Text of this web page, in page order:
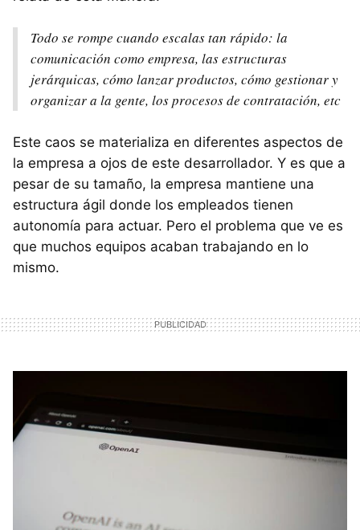
Todo se rompe cuando escalas tan rápido: la
comunicación como empresa, las estructuras
jerárquicas, cómo lanzar productos, cómo gestionar y
organizar a la gente, los procesos de contratación, etc
Este caos se materializa en diferentes aspectos de
la empresa a ojos de este desarrollador. Y es que a
pesar de su tamaño, la empresa mantiene una
estructura ágil donde los empleados tienen
autonomía para actuar. Pero el problema que ve es
que muchos equipos acaban trabajando en lo
mismo.